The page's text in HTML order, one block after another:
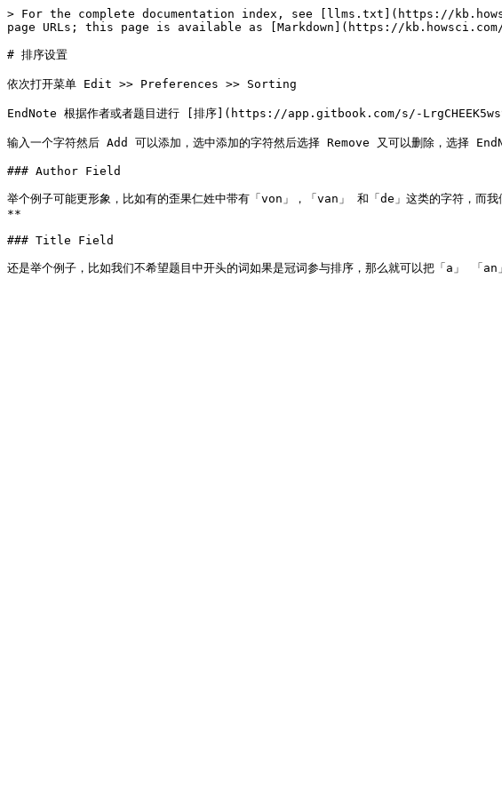
> For the complete documentation index, see [llms.txt](https://
page URLs; this page is available as [Markdown](https://
# 排序设置
依次打开菜单 Edit >> Preferences >> Sorting
EndNote 根据作者或者题目进行 [排序](https://app.gitbook.com/s/-
输入一个字符然后 Add 可以添加，选中添加的字符然后选择 Remove 又可以删除，选择
### Author Field
举个例子可能更形象，比如有的歪果仁姓中带有「von」，「van」 和「de」这类的字符，而
**
### Title Field